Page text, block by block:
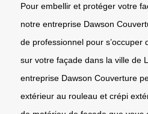
Pour embellir et protéger votre
notre entreprise Dawson
de professionnel pour s’occuper
sur votre façade dans la ville de
entreprise Dawson Couverture
extérieur au rouleau et crépi